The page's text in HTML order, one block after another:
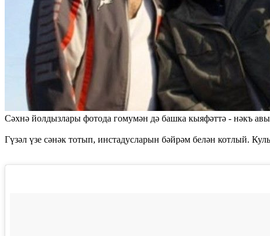
Сәхнә йолдызлары фотода гомумән дә башка кыяфәттә - нәкъ
Гүзәл үзе сәнәк тотып, инстадусларын бәйрәм белән котлый.